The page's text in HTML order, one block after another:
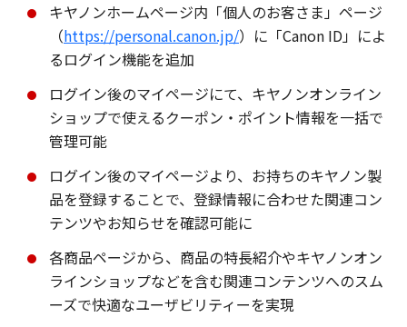
キヤノンホームページ内「個人のお客さま」ページ
（https://personal.canon.jp/）に「Canon ID」によ
るログイン機能を追加
ログイン後のマイページにて、キヤノンオンライン
ショップで使えるクーポン・ポイント情報を一括で
管理可能
ログイン後のマイページより、お持ちのキヤノン製
品を登録することで、登録情報に合わせた関連コン
テンツやお知らせを確認可能に
各商品ページから、商品の特長紹介やキヤノンオン
ラインショップなどを含む関連コンテンツへのスム
ーズで快適なユーザビリティーを実現